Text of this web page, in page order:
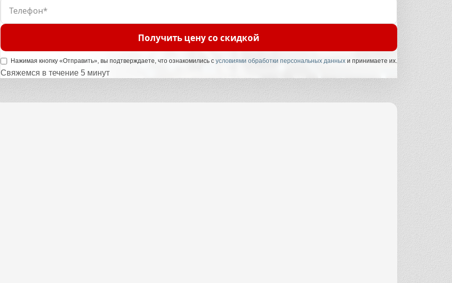
Получить цену со скидкой
Нажимая кнопку «Отправить», вы подтверждаете, что ознакомились с условиями обработки персональных данных и принимаете их.
Свяжемся в течение 5 минут